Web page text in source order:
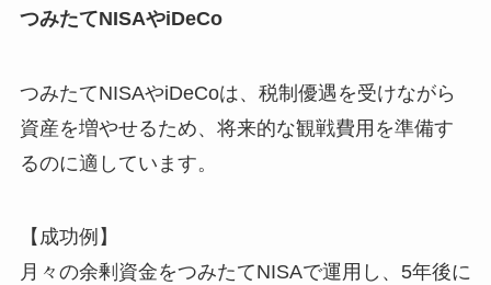
つみたてNISAやiDeCo
つみたてNISAやiDeCoは、税制優遇を受けながら
資産を増やせるため、将来的な観戦費用を準備す
るのに適しています。
【成功例】
月々の余剰資金をつみたてNISAで運用し、5年後に